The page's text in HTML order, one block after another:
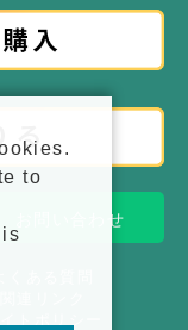
お問い合わせ
to